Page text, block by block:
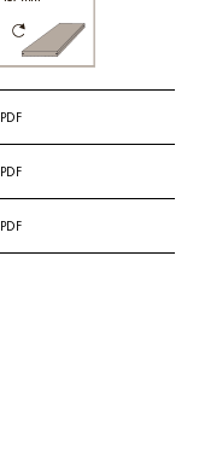
PDF
PDF
PDF